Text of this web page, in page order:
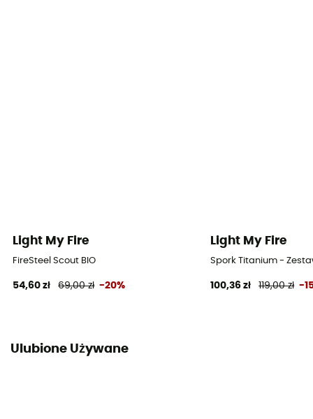
Light My Fire
FireSteel Scout BIO
54,60 zł 69,00 zł -20%
Light My Fire
Spork Titanium -
100,36 zł 119,00 zł -
Ulubione Używane